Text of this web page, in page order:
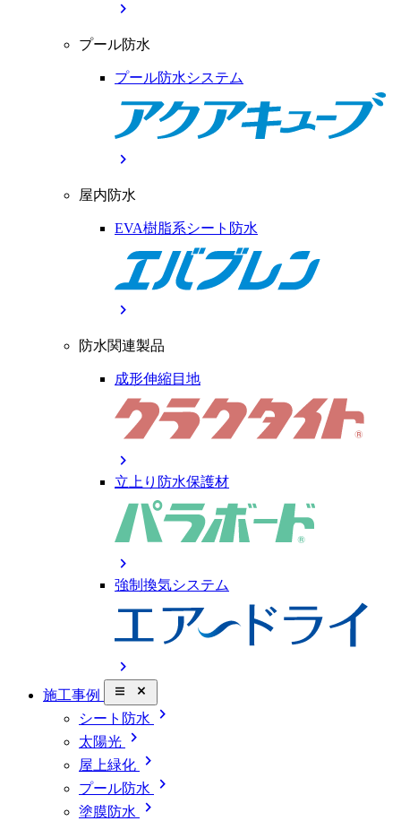
chevron_right
プール防水
プール防水システム
chevron_right
屋内防水
EVA樹脂系シート防水
chevron_right
防水関連製品
成形伸縮目地
chevron_right
立上り防水保護材
chevron_right
強制換気システム
chevron_right
施工事例 close_small
シート防水 chevron_right
太陽光 chevron_right
屋上緑化 chevron_right
プール防水 chevron_right
塗膜防水 chevron_right